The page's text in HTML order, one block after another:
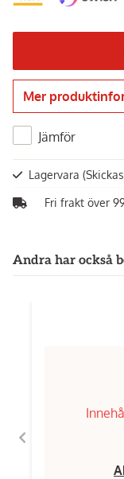
Mer
Jämför
Lagervara
Fri frakt över
Andra har också